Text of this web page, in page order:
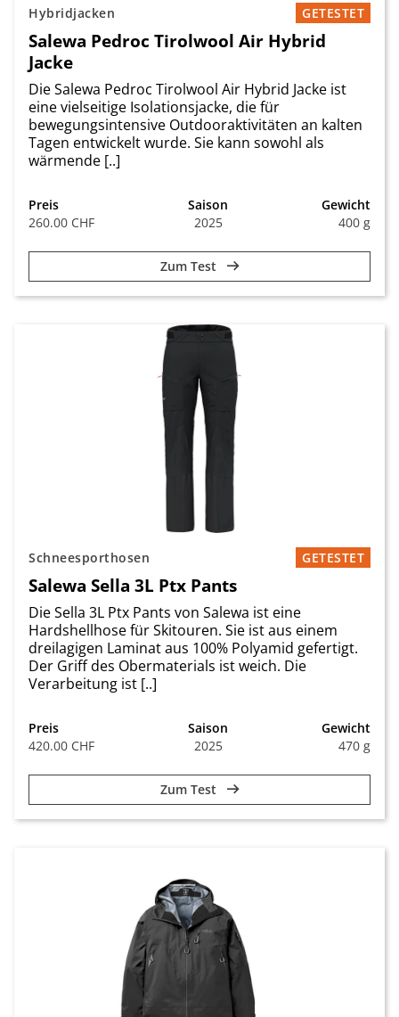
Hybridjacken GETESTET
Salewa Pedroc Tirolwool Air Hybrid
Jacke
Die Salewa Pedroc Tirolwool Air Hybrid Jacke ist
eine vielseitige Isolationsjacke, die für
bewegungsintensive Outdooraktivitäten an kalten
Tagen entwickelt wurde. Sie kann sowohl als
wärmende [..]
Preis
260.00 CHF
Saison
2025
Gewicht
400 g
Zum Test
Schneesporthosen GETESTET
Salewa Sella 3L Ptx Pants
Die Sella 3L Ptx Pants von Salewa ist eine
Hardshellhose für Skitouren. Sie ist aus einem
dreilagigen Laminat aus 100% Polyamid gefertigt.
Der Griff des Obermaterials ist weich. Die
Verarbeitung ist [..]
Preis
420.00 CHF
Saison
2025
Gewicht
470 g
Zum Test